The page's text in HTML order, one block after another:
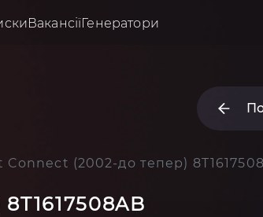
ВакансіїГенератори
(2002-до тепер)